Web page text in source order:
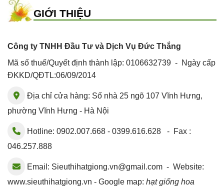
GIỚI THIỆU
Công ty TNHH Đầu Tư và Dịch Vụ Đức Thắng
Mã số thuế/Quyết định thành lập: 0106632739 - Ngày cấp
ĐKKD/QĐTL:06/09/2014
Địa chỉ cửa hàng: Số nhà 25 ngõ 107 Vĩnh Hưng,
phường Vĩnh Hưng - Hà Nội
Hotline: 0902.007.668 - 0399.616.628 - Fax :
046.257.888
Email: Sieuthihatgiong.vn@gmail.com - Website:
www.sieuthihatgiong.vn - Google map: hạt giống hoa